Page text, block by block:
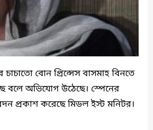
বোন প্রিন্সেস বাসমাহ বিনতে
অভিযোগ উঠেছে। স্পেনের
প্রকাশ করেছে মিডল ইস্ট মনিটর।